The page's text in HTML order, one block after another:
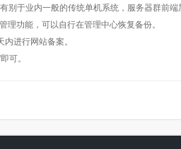
别于业内一般的传统单机系统，服务器群前
功能，可以自行在管理中心恢复备份。
进行网站备案。
可。